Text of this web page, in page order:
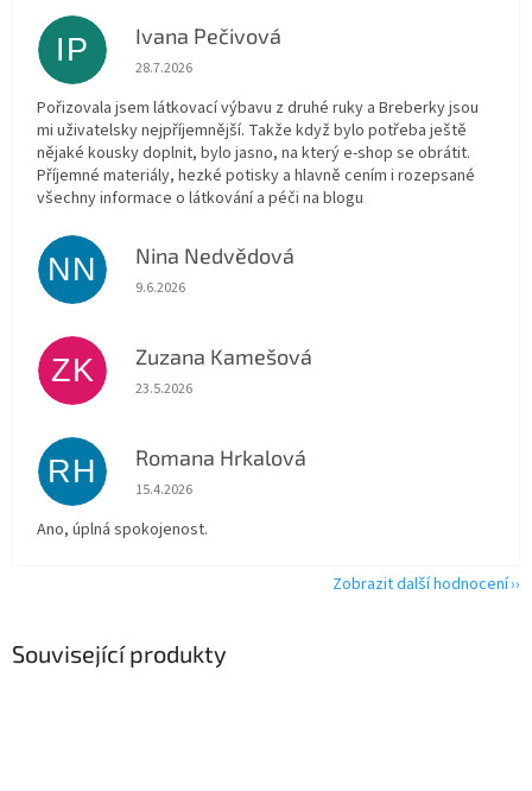
Související produkty
IP Ivana Pečivová
Hodnocení obchodu je 5 z 5 hvězdiček.
28.7.2026
Pořizovala jsem látkovací výbavu z druhé ruky a Breberky jsou
mi uživatelsky nejpříjemnější. Takže když bylo potřeba ještě
nějaké kousky doplnit, bylo jasno, na který e-shop se obrátit.
Příjemné materiály, hezké potisky a hlavně cením i rozepsané
všechny informace o látkování a péči na blogu
NN Nina Nedvědová
Hodnocení obchodu je 5 z 5 hvězdiček.
9.6.2026
ZK Zuzana Kamešová
Hodnocení obchodu je 5 z 5 hvězdiček.
23.5.2026
RH Romana Hrkalová
Hodnocení obchodu je 5 z 5 hvězdiček.
15.4.2026
Ano, úplná spokojenost.
Zobrazit další hodnocení